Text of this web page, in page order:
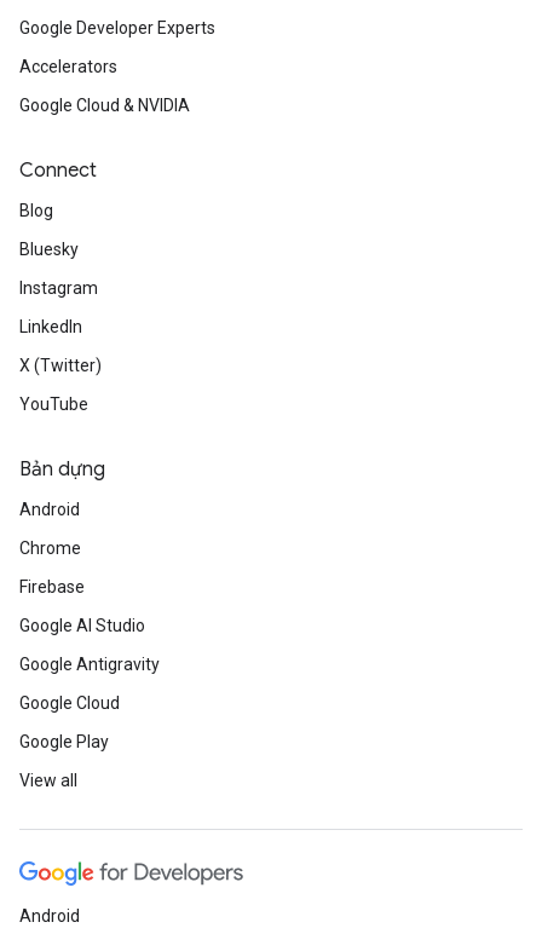
Google Developer Experts
Accelerators
Google Cloud & NVIDIA
Connect
Blog
Bluesky
Instagram
LinkedIn
X (Twitter)
YouTube
Bản dựng
Android
Chrome
Firebase
Google AI Studio
Google Antigravity
Google Cloud
Google Play
View all
Android